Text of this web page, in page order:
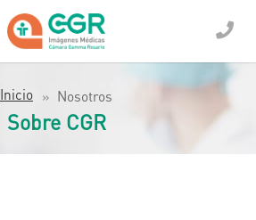
Inicio Nosotros
Sobre CGR